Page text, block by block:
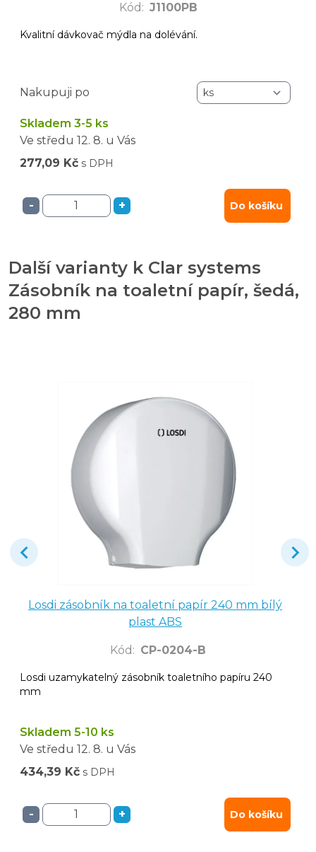
Kód : J1100PB
Kvalitní dávkovač mýdla na dolévání.
Nakupuji po
Skladem 3-5 ks
Ve středu 12. 8. u Vás
277,09 Kč s DPH
- + Do košíku
Další varianty k Clar systems
Zásobník na toaletní papír, šedá,
280 mm
Losdi zásobník na toaletní papír 240 mm bílý
plast ABS
Kód : CP-0204-B
Losdi uzamykatelný zásobník toaletního papíru 240
mm
Skladem 5-10 ks
Ve středu 12. 8. u Vás
434,39 Kč s DPH
- + Do košíku